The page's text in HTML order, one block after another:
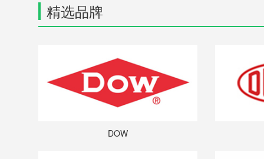
精选品牌
DOW